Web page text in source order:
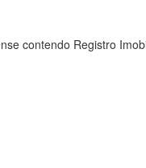
contendo Registro